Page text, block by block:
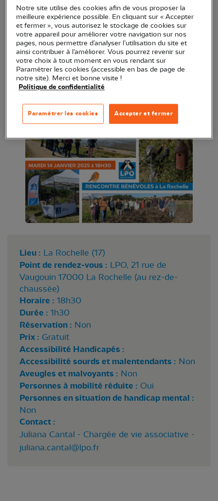
en devenant bénévole à la LPO en Charente-
Maritime ?
Nous vous invitons à une rencontre conviviale afin
de vous présenter les différentes actions menées
par la LPO Poitou-Charentes et de vous proposer
les missions de bénévolat possibles tout au long de
naturalistes, tenue de stands, etc.).
Lieu : La Rochelle (17)
Point de rendez-vous : LPO, 21 rue de
Vaugouin 17000 La Rochelle (au rez-de-
chaussée)
Horaire : 18h30
Durée : 1h30
Réservation : Non
Prix : Gratuit
Accessibilité Handicapés :
Accessibilité sourds et malentendants : Non
Aveugles et malvoyants : Non
Personnes à mobilité réduite : Oui
Personnes en situation de handicap mental :
Non
Contact :
Juliana Cantal - Chargée de vie associative -
juliana.cantal@lpo.fr
Notre site utilise des cookies afin de vous proposer la
meilleure expérience possible. En cliquant sur « Accepter
et fermer », vous autorisez le stockage de cookies sur
votre appareil pour améliorer votre navigation sur nos
pages, nous permettre d’analyser l’utilisation du site et
ainsi contribuer à l’améliorer. Vous pourrez revenir sur
votre choix à tout moment en vous rendant sur
Paramétrer les cookies (accessible en bas de page de
notre site). Merci et bonne visite !
Politique de confidentialité
Accepter et fermer
Paramétrer les cookies